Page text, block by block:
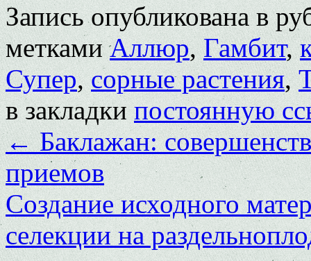
Запись опубликована в
меткамиАллюр,Гамбит,
Супер,сорные растения,
в закладкипостоянную
←Баклажан:
приемов
Создание исходного
селекции на